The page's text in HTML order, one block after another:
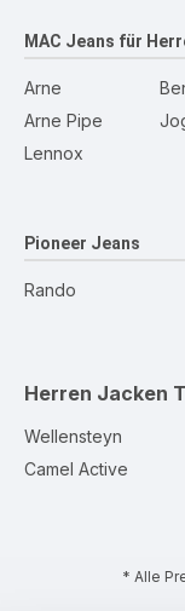
MAC Jeans für
Arne
Arne Pipe
Lennox
Pioneer Jeans
Rando
Herren Jacken
Wellensteyn
Camel Active
* Alle